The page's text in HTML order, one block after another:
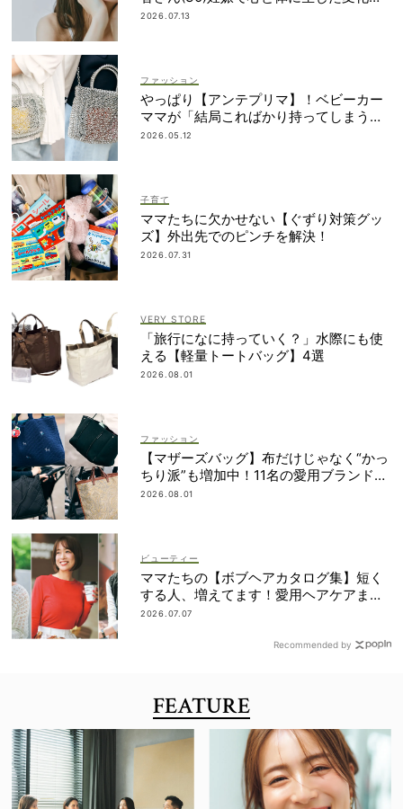
「愛しいです」
2026.07.13
ファッション
やっぱり【アンテプリマ】！ベビーカー
ママが「結局こればかり持ってしまう」
納得の理由
2026.05.12
子育て
ママたちに欠かせない【ぐずり対策グッ
ズ】外出先でのピンチを解決！
2026.07.31
VERY STORE
「旅行になに持っていく？」水際にも使
える【軽量トートバッグ】4選
2026.08.01
ファッション
【マザーズバッグ】布だけじゃなく“かっ
ちり派”も増加中！11名の愛用ブランド
は？
2026.08.01
ビューティー
ママたちの【ボブヘアカタログ集】短く
する人、増えてます！愛用ヘアケアまで
全部見せ
2026.07.07
Recommended by
FEATURE